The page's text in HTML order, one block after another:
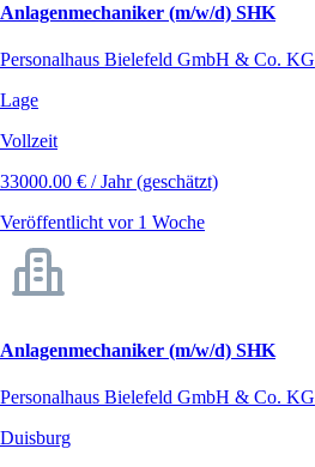
Anlagenmechaniker (m/w/d) SHK
Personalhaus Bielefeld GmbH & Co. KG
Lage
Vollzeit
33000.00 € / Jahr (geschätzt)
Veröffentlicht vor 1 Woche
Anlagenmechaniker (m/w/d) SHK
Personalhaus Bielefeld GmbH & Co. KG
Duisburg